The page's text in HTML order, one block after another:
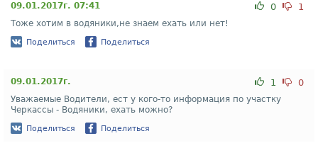
09.01.2017г. 07:41 0 1
Тоже хотим в водяники,не знаем ехать или нет!
Поделиться Поделиться
09.01.2017г. 1 0
Уважаемые Водители, ест у кого-то информация по участку
Черкассы - Водяники, ехать можно?
Поделиться Поделиться